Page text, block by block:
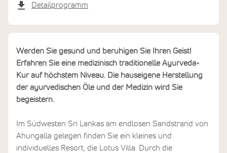
Detailprogramm
Werden Sie gesund und beruhigen Sie Ihren Geist!
Erfahren Sie eine medizinisch traditionelle Ayurveda-
Kur auf höchstem Niveau. Die hauseigene Herstellung
der ayurvedischen Öle und der Medizin wird Sie
begeistern.
Im Südwesten Sri Lankas am endlosen Sandstrand von
Ahungalla gelegen finden Sie ein kleines und
individuelles Resort, die Lotus Villa. Durch die